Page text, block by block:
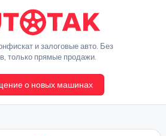
A
t
o
T
и залоговые авто. Без
только прямые продажи.
о новых машинах